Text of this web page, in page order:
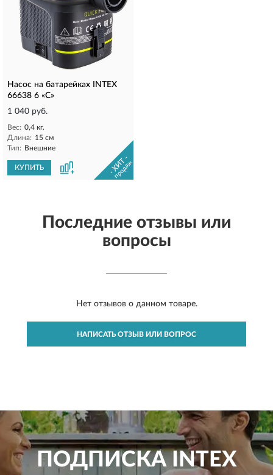
Насос на батарейках INTEX
66638 6 «C»
1 040 руб.
Вес: 0,4 кг.
Длина: 15 см
Тип: Внешние
КУПИТЬ - ХИТ -
продаж
Последние отзывы или
вопросы
Нет отзывов о данном товаре.
НАПИСАТЬ ОТЗЫВ ИЛИ ВОПРОС
ПОДПИСКАINTEX